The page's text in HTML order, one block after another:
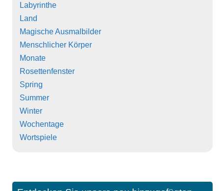
Labyrinthe
Land
Magische Ausmalbilder
Menschlicher Körper
Monate
Rosettenfenster
Spring
Summer
Winter
Wochentage
Wortspiele